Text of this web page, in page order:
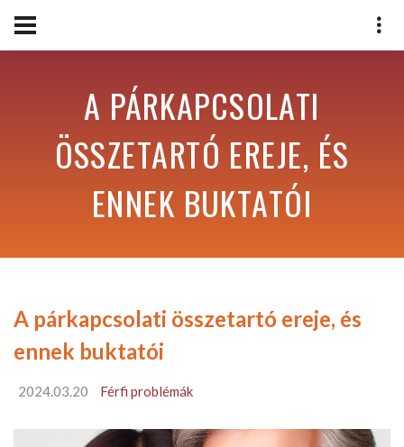
A PÁRKAPCSOLATI
ÖSSZETARTÓ EREJE, ÉS
ENNEK BUKTATÓI
A párkapcsolati összetartó ereje, és
ennek buktatói
2024.03.20 Férfi problémák